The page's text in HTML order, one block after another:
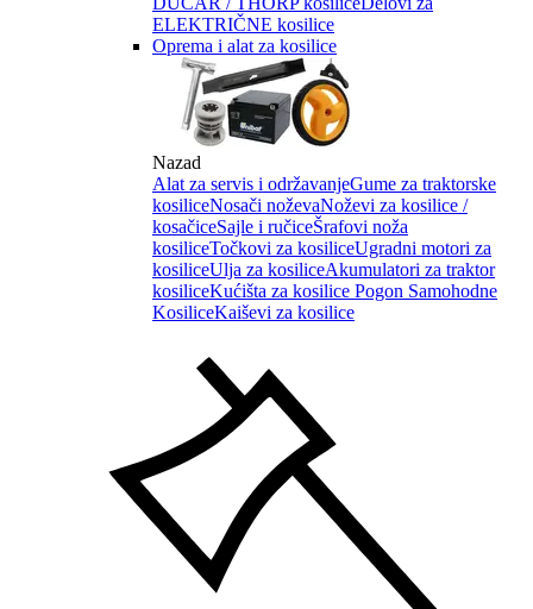
ELEKTRIČNE kosilice
Oprema i alat za kosilice
Nazad
Alat za servis i održavanjeGume za traktorske
kosiliceNosači noževaNoževi za kosilice /
kosačiceSajle i ručiceŠrafovi noža
kosiliceTočkovi za kosiliceUgradni motori za
kosiliceUlja za kosiliceAkumulatori za traktor
kosiliceKućišta za kosilice Pogon Samohodne
KosiliceKaiševi za kosilice